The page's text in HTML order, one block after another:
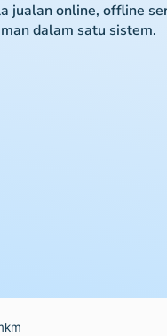
jualan online, offline
dalam satu sistem.